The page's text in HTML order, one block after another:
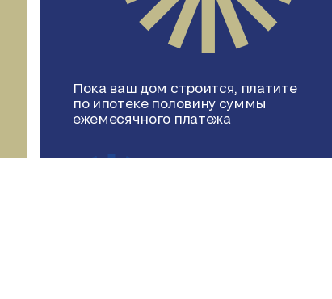
Пока ваш дом строится, платите
по ипотеке половину суммы
ежемесячного платежа